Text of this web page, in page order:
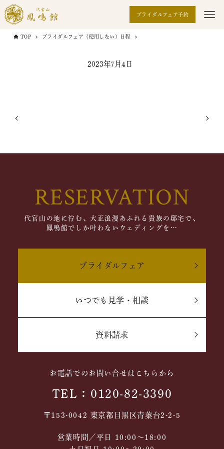
ブライダルフェア予約
TOP ブライダルフェア（使用しない）日程
2023年7月4日
RESERVATION
代官山の地に佇む、大正浪漫あふれる貴族の邸宅で、
鳳鳴館でしか叶わないウェディングを…
ブライダルフェア
いつでも見学・相談
資料請求
お電話でのお問い合せはこちらから
TEL：0120-82-3390
〒153-0042 東京都目黒区青葉台2-2-5
営業時間／平日 10:00～18:00